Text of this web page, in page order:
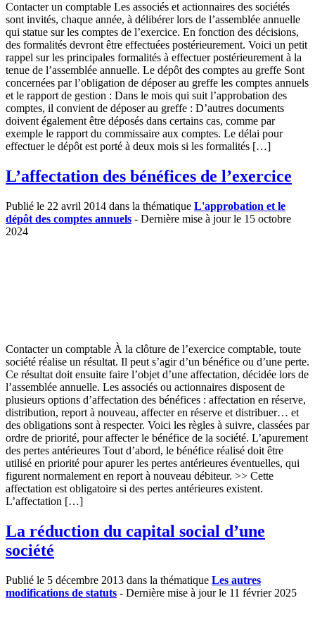
Contacter un comptable Les associés et actionnaires des sociétés
sont invités, chaque année, à délibérer lors de l’assemblée annuelle
qui statue sur les comptes de l’exercice. En fonction des décisions,
des formalités devront être effectuées postérieurement. Voici un petit
rappel sur les principales formalités à effectuer postérieurement à la
tenue de l’assemblée annuelle. Le dépôt des comptes au greffe Sont
concernées par l’obligation de déposer au greffe les comptes annuels
et le rapport de gestion : Dans le mois qui suit l’approbation des
comptes, il convient de déposer au greffe : D’autres documents
doivent également être déposés dans certains cas, comme par
exemple le rapport du commissaire aux comptes. Le délai pour
effectuer le dépôt est porté à deux mois si les formalités […]
L’affectation des bénéfices de l’exercice
Publié le 22 avril 2014 dans la thématique L'approbation et le
dépôt des comptes annuels - Dernière mise à jour le 15 octobre
2024
Contacter un comptable À la clôture de l’exercice comptable, toute
société réalise un résultat. Il peut s’agir d’un bénéfice ou d’une perte.
Ce résultat doit ensuite faire l’objet d’une affectation, décidée lors de
l’assemblée annuelle. Les associés ou actionnaires disposent de
plusieurs options d’affectation des bénéfices : affectation en réserve,
distribution, report à nouveau, affecter en réserve et distribuer… et
des obligations sont à respecter. Voici les règles à suivre, classées par
ordre de priorité, pour affecter le bénéfice de la société. L’apurement
des pertes antérieures Tout d’abord, le bénéfice réalisé doit être
utilisé en priorité pour apurer les pertes antérieures éventuelles, qui
figurent normalement en report à nouveau débiteur. >> Cette
affectation est obligatoire si des pertes antérieures existent.
L’affectation […]
La réduction du capital social d’une
société
Publié le 5 décembre 2013 dans la thématique Les autres
modifications de statuts - Dernière mise à jour le 11 février 2025